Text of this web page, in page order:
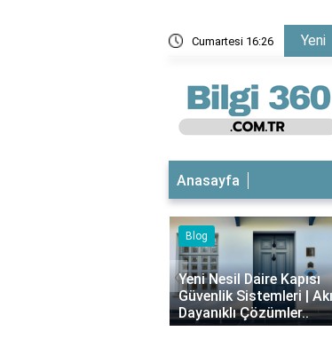
Cumartesi 16:27 Yeni
Emlak vergi bildirimi belgesinde hangi bilgiler var?
Anasayfa
Blog
Yeni Nesil Daire Kapısı
Güvenlik Sistemleri |
Dayanıklı Çözümler..
‹